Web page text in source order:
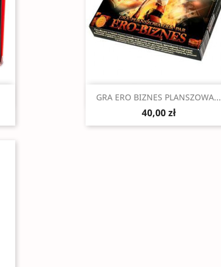
 Szybki podgląd
GRA ERO BIZNES PLANSZOWA...
40,00 zł